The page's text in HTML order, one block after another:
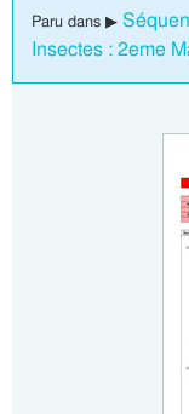
Paru dans ▶
Insectes : 2eme